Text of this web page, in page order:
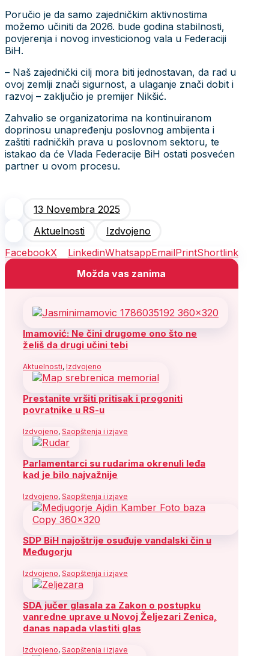
Poručio je da samo zajedničkim aktivnostima
možemo učiniti da 2026. bude godina stabilnosti,
povjerenja i novog investicionog vala u Federaciji
BiH.
– Naš zajednički cilj mora biti jednostavan, da rad u
ovoj zemlji znači sigurnost, a ulaganje znači dobit i
razvoj – zaključio je premijer Nikšić.
Zahvalio se organizatorima na kontinuiranom
doprinosu unapređenju poslovnog ambijenta i
zaštiti radničkih prava u poslovnom sektoru, te
istakao da će Vlada Federacije BiH ostati posvećen
partner u ovom procesu.
13 Novembra 2025
Aktuelnosti
Izdvojeno
FacebookX LinkedinWhatsappEmailPrintShortlink
Možda vas zanima
Imamović: Ne čini drugome ono što ne
želiš da drugi učini tebi
Aktuelnosti, Izdvojeno
Prestanite vršiti pritisak i progoniti
povratnike u RS-u
Izdvojeno, Saopštenja i izjave
Parlamentarci su rudarima okrenuli leđa
kad je bilo najvažnije
Izdvojeno, Saopštenja i izjave
SDP BiH najoštrije osuđuje vandalski čin u
Međugorju
Izdvojeno, Saopštenja i izjave
SDA jučer glasala za Zakon o postupku
vanredne uprave u Novoj Željezari Zenica,
danas napada vlastiti glas
Izdvojeno, Saopštenja i izjave